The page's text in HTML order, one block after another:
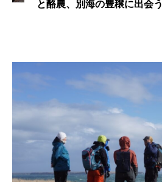
と酪農、別海の豊穣に出会う